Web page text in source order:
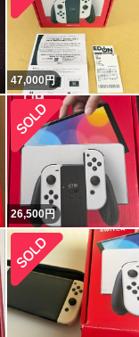
47,000 円
26,500円